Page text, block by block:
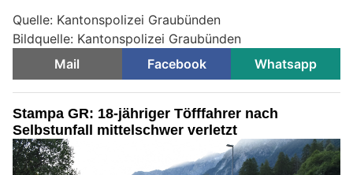
Quelle: Kantonspolizei Graubünden
Bildquelle: Kantonspolizei Graubünden
Mail
Facebook Whatsapp
Stampa GR: 18-jähriger Töfffahrer nach
Selbstunfall mittelschwer verletzt